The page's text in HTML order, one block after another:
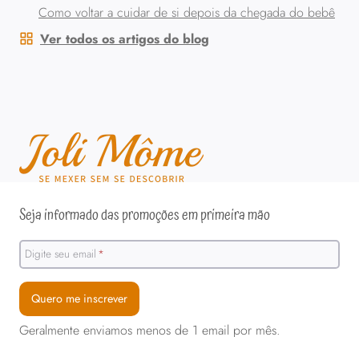
Como voltar a cuidar de si depois da chegada do bebê
Ver todos os artigos do blog
Seja informado das promoções em primeira mão
Digite seu email *
Quero me inscrever
Geralmente enviamos menos de 1 email por mês.